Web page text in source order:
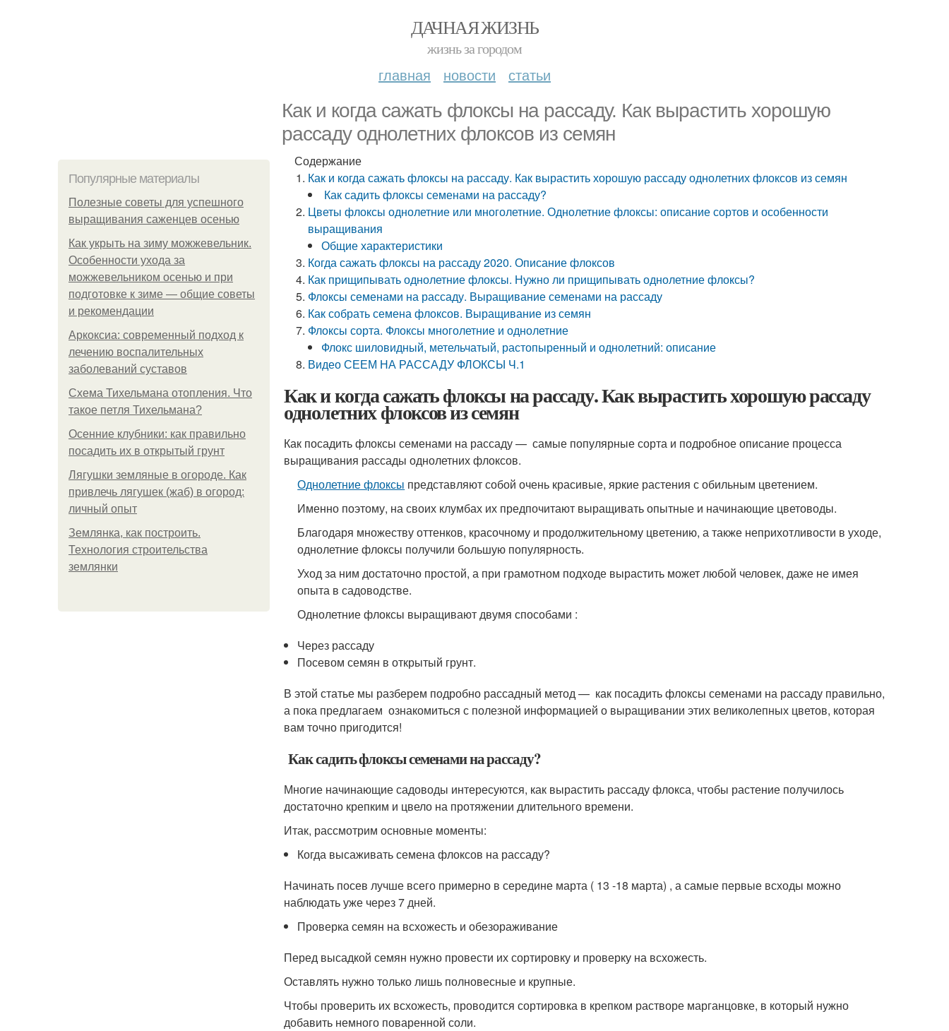
ДАЧНАЯ ЖИЗНЬ
жизнь за городом
главная новости статьи
Как и когда сажать флоксы на рассаду. Как вырастить хорошую
рассаду однолетних флоксов из семян
Популярные материалы
Полезные советы для успешного
выращивания саженцев осенью
Как укрыть на зиму можжевельник.
Особенности ухода за
можжевельником осенью и при
подготовке к зиме — общие советы
и рекомендации
Аркоксиа: современный подход к
лечению воспалительных
заболеваний суставов
Схема Тихельмана отопления. Что
такое петля Тихельмана?
Осенние клубники: как правильно
посадить их в открытый грунт
Лягушки земляные в огороде. Как
привлечь лягушек (жаб) в огород:
личный опыт
Землянка, как построить.
Технология строительства
землянки
Содержание
Как и когда сажать флоксы на рассаду. Как вырастить хорошую рассаду однолетних флоксов из семян
Как садить флоксы семенами на рассаду?
Цветы флоксы однолетние или многолетние. Однолетние флоксы: описание сортов и особенности
выращивания
Общие характеристики
Когда сажать флоксы на рассаду 2020. Описание флоксов
Как прищипывать однолетние флоксы. Нужно ли прищипывать однолетние флоксы?
Флоксы семенами на рассаду. Выращивание семенами на рассаду
Как собрать семена флоксов. Выращивание из семян
Флоксы сорта. Флоксы многолетние и однолетние
Флокс шиловидный, метельчатый, растопыренный и однолетний: описание
Видео СЕЕМ НА РАССАДУ ФЛОКСЫ Ч.1
Как и когда сажать флоксы на рассаду. Как вырастить хорошую рассаду
однолетних флоксов из семян
Как посадить флоксы семенами на рассаду — самые популярные сорта и подробное описание процесса
выращивания рассады однолетних флоксов.
Однолетние флоксы представляют собой очень красивые, яркие растения с обильным цветением.
Именно поэтому, на своих клумбах их предпочитают выращивать опытные и начинающие цветоводы.
Благодаря множеству оттенков, красочному и продолжительному цветению, а также неприхотливости в уходе,
однолетние флоксы получили большую популярность.
Уход за ним достаточно простой, а при грамотном подходе вырастить может любой человек, даже не имея
опыта в садоводстве.
Однолетние флоксы выращивают двумя способами :
Через рассаду
Посевом семян в открытый грунт.
В этой статье мы разберем подробно рассадный метод — как посадить флоксы семенами на рассаду правильно,
а пока предлагаем ознакомиться с полезной информацией о выращивании этих великолепных цветов, которая
вам точно пригодится!
Как садить флоксы семенами на рассаду?
Многие начинающие садоводы интересуются, как вырастить рассаду флокса, чтобы растение получилось
достаточно крепким и цвело на протяжении длительного времени.
Итак, рассмотрим основные моменты:
Когда высаживать семена флоксов на рассаду?
Начинать посев лучше всего примерно в середине марта ( 13 -18 марта) , а самые первые всходы можно
наблюдать уже через 7 дней.
Проверка семян на всхожесть и обезораживание
Перед высадкой семян нужно провести их сортировку и проверку на всхожесть.
Оставлять нужно только лишь полновесные и крупные.
Чтобы проверить их всхожесть, проводится сортировка в крепком растворе марганцовке, в который нужно
добавить немного поваренной соли.